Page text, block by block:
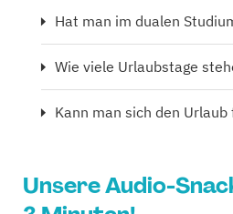
Hat man im dualen
Wie viele Urlaubstage
Kann man sich den
Unsere Audio-